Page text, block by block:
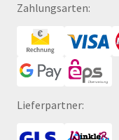
Zahlungsarten:
Lieferpartner: